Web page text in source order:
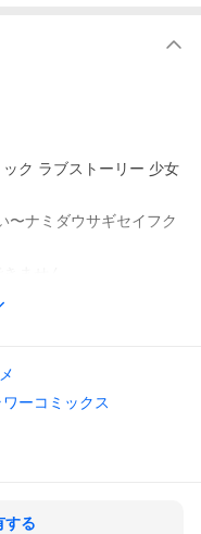
ク ラブストーリー 少女
〜ナミダウサギセイフク
済の番外編を単話配信
。その事件のキッカケ
した。「赤ちゃんがで
て、なみうさの世界が
っと見る
ーコミックス
する